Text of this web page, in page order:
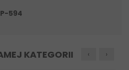
594
KATEGORII ‹ ›